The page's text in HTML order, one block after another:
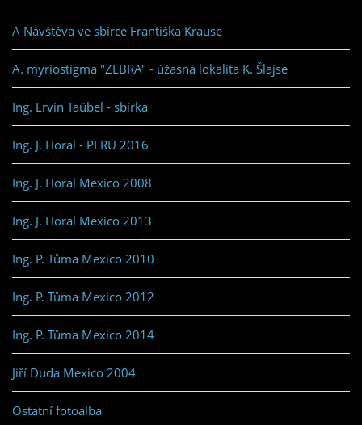
A Návštěva ve sbírce Františka Krause
A. myriostigma "ZEBRA" - úžasná lokalita K. Šlajse
Ing. Ervín Taübel - sbírka
Ing. J. Horal - PERU 2016
Ing. J. Horal Mexico 2008
Ing. J. Horal Mexico 2013
Ing. P. Tůma Mexico 2010
Ing. P. Tůma Mexico 2012
Ing. P. Tůma Mexico 2014
Jiří Duda Mexico 2004
Ostatní fotoalba